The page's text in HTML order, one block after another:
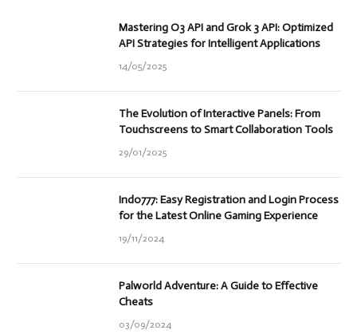
Mastering O3 API and Grok 3 API: Optimized
API Strategies for Intelligent Applications
14/05/2025
The Evolution of Interactive Panels: From
Touchscreens to Smart Collaboration Tools
29/01/2025
Indo777: Easy Registration and Login Process
for the Latest Online Gaming Experience
19/11/2024
Palworld Adventure: A Guide to Effective
Cheats
03/09/2024